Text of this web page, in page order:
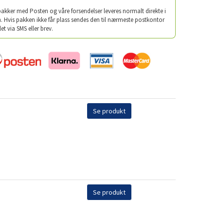
med Posten og våre forsendelser leveres normalt direkte i
Hvis pakken ikke får plass sendes den til nærmeste postkontor
via SMS eller brev.
Se produkt
Se produkt